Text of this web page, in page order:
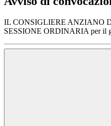
IL CONSIGLIERE ANZIANO
SESSIONE ORDINARIA per il